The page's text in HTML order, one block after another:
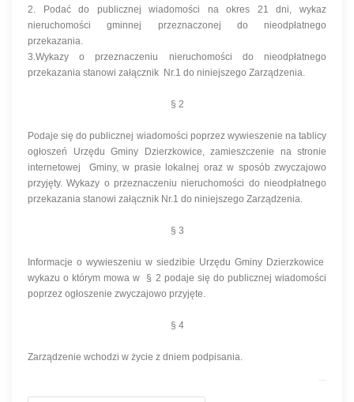
2. Podać do publicznej wiadomości na okres 21 dni, wykaz
nieruchomości gminnej przeznaczonej do nieodpłatnego
przekazania.
3.Wykazy o przeznaczeniu nieruchomości do nieodpłatnego
przekazania stanowi załącznik Nr.1 do niniejszego Zarządzenia.
§ 2
Podaje się do publicznej wiadomości poprzez wywieszenie na tablicy
ogłoszeń Urzędu Gminy Dzierzkowice, zamieszczenie na stronie
internetowej Gminy, w prasie lokalnej oraz w sposób zwyczajowo
przyjęty. Wykazy o przeznaczeniu nieruchomości do nieodpłatnego
przekazania stanowi załącznik Nr.1 do niniejszego Zarządzenia.
§ 3
Informacje o wywieszeniu w siedzibie Urzędu Gminy Dzierzkowice
wykazu o którym mowa w § 2 podaje się do publicznej wiadomości
poprzez ogłoszenie zwyczajowo przyjęte.
§ 4
Zarządzenie wchodzi w życie z dniem podpisania.